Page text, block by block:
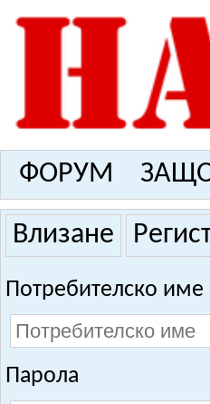
ФОРУМ
Влизане
Потребителско
Парола